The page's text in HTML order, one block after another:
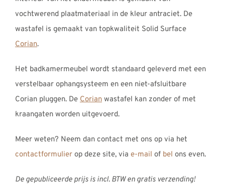
vochtwerend plaatmateriaal in de kleur antraciet. De
wastafel is gemaakt van topkwaliteit Solid Surface
Corian.
Het badkamermeubel wordt standaard geleverd met een
verstelbaar ophangsysteem en een niet-afsluitbare
Corian pluggen. De Corian wastafel kan zonder of met
kraangaten worden uitgevoerd.
Meer weten? Neem dan contact met ons op via het
contactformulier op deze site, via e-mail of bel ons even.
De gepubliceerde prijs is incl. BTW en gratis verzending!